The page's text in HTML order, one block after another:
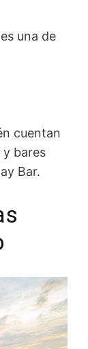
una de
cuentan
bares
Bar.